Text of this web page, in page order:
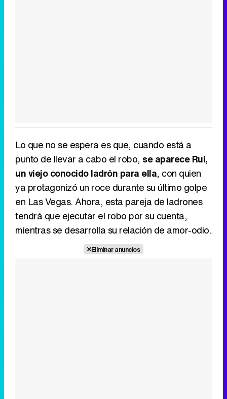
Lo que no se espera es que, cuando está a
punto de llevar a cabo el robo, se aparece Rui,
un viejo conocido ladrón para ella, con quien
ya protagonizó un roce durante su último golpe
en Las Vegas. Ahora, esta pareja de ladrones
tendrá que ejecutar el robo por su cuenta,
mientras se desarrolla su relación de amor-odio.
Eliminar anuncios